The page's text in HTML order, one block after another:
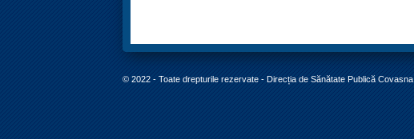
© 2022 - Toate drepturile rezervate - Direcția de Sănătate Publică Covasna